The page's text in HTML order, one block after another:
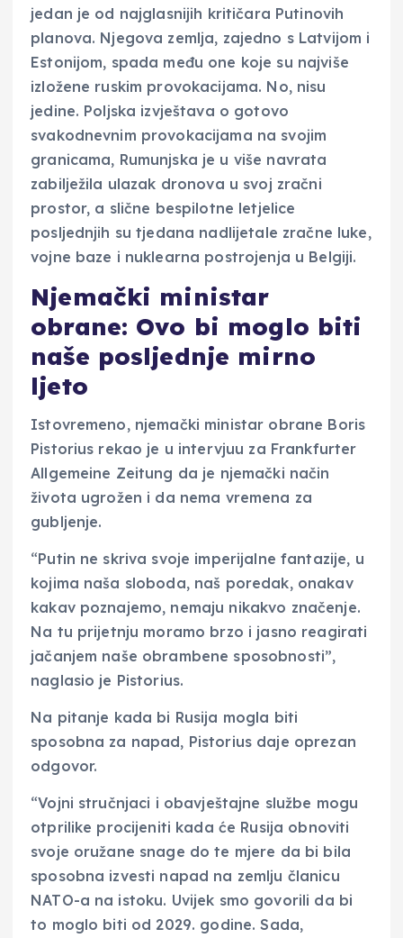
jedan je od najglasnijih kritičara Putinovih
planova. Njegova zemlja, zajedno s Latvijom i
Estonijom, spada među one koje su najviše
izložene ruskim provokacijama. No, nisu
jedine. Poljska izvještava o gotovo
svakodnevnim provokacijama na svojim
granicama, Rumunjska je u više navrata
zabilježila ulazak dronova u svoj zračni
prostor, a slične bespilotne letjelice
posljednjih su tjedana nadlijetale zračne luke,
vojne baze i nuklearna postrojenja u Belgiji.
Njemački ministar
obrane: Ovo bi moglo biti
naše posljednje mirno
ljeto
Istovremeno, njemački ministar obrane Boris
Pistorius rekao je u intervjuu za Frankfurter
Allgemeine Zeitung da je njemački način
života ugrožen i da nema vremena za
gubljenje.
“Putin ne skriva svoje imperijalne fantazije, u
kojima naša sloboda, naš poredak, onakav
kakav poznajemo, nemaju nikakvo značenje.
Na tu prijetnju moramo brzo i jasno reagirati
jačanjem naše obrambene sposobnosti”,
naglasio je Pistorius.
Na pitanje kada bi Rusija mogla biti
sposobna za napad, Pistorius daje oprezan
odgovor.
“Vojni stručnjaci i obavještajne službe mogu
otprilike procijeniti kada će Rusija obnoviti
svoje oružane snage do te mjere da bi bila
sposobna izvesti napad na zemlju članicu
NATO-a na istoku. Uvijek smo govorili da bi
to moglo biti od 2029. godine. Sada,